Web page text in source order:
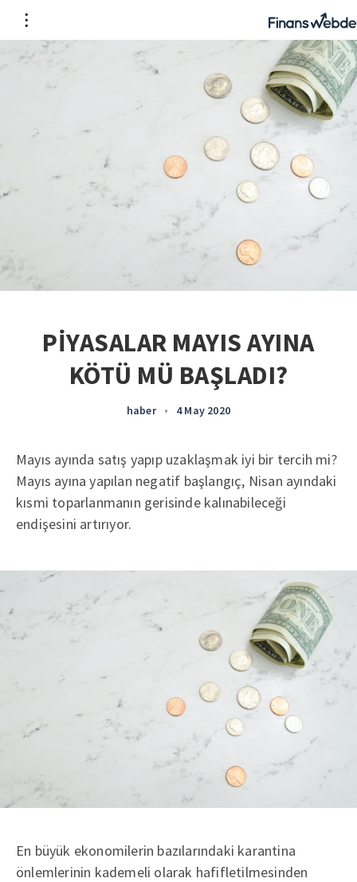
PİYASALAR MAYIS AYINA
KÖTÜ MÜ BAŞLADI?
haber • 4 May 2020
Mayıs ayında satış yapıp uzaklaşmak iyi bir tercih mi?
Mayıs ayına yapılan negatif başlangıç, Nisan ayındaki
kısmi toparlanmanın gerisinde kalınabileceği
endişesini artırıyor.
En büyük ekonomilerin bazılarındaki karantina
önlemlerinin kademeli olarak hafifletilmesinden